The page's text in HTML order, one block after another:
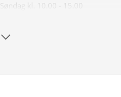
Søndag kl. 10.00 - 15.00